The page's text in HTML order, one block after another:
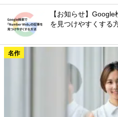
【お知らせ】
を見つけやすくする
名作